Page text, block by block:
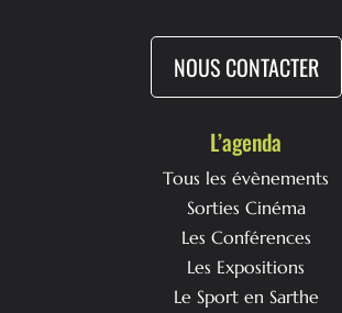
NOUS CONTACTER
L’agenda
Tous les évènements
Sorties Cinéma
Les Conférences
Les Expositions
Le Sport en Sarthe